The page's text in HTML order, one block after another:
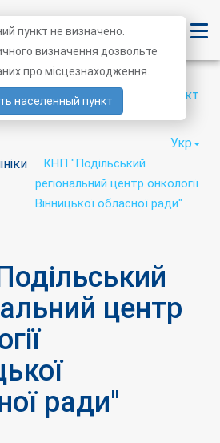
КНП "Подільський
регіональний центр онкології
Вінницької обласної ради"
Район Населений пункт
Укр
центр
ради"
пункт не визначено.
визначення дозвольте
про місцезнаходження.
населенный пункт